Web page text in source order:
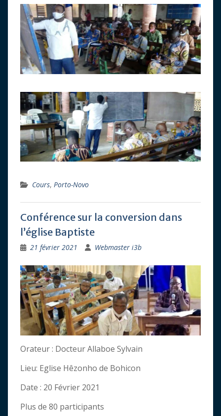
Cours, Porto-Novo
Conférence sur la conversion dans
l’église Baptiste
21 février 2021 Webmaster i3b
Orateur : Docteur Allaboe Sylvain
Lieu: Eglise Hêzonho de Bohicon
Date : 20 Février 2021
Plus de 80 participants